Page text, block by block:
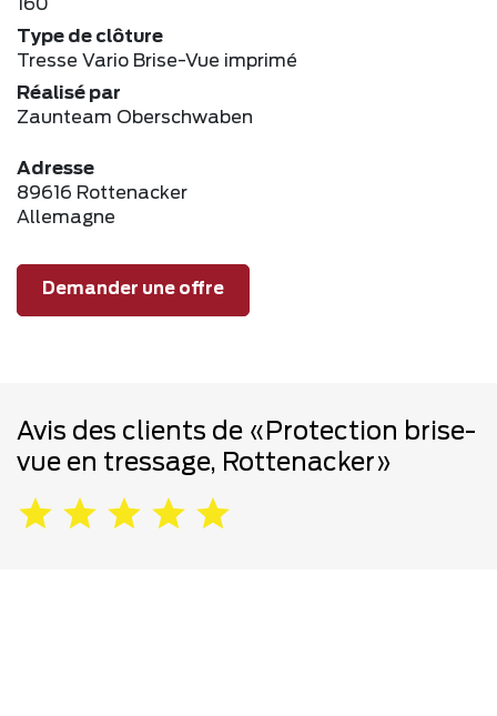
160
Type de clôture
Tresse Vario Brise-Vue imprimé
Réalisé par
Zaunteam Oberschwaben
Adresse
89616 Rottenacker
Allemagne
Demander une offre
Avis des clients de «Protection brise-
vue en tressage, Rottenacker»